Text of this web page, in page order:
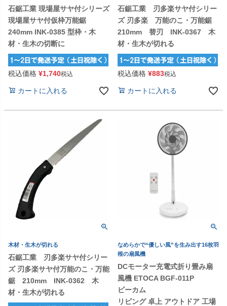
石鋸工業 現場屋サヤ付シリーズ
現場屋サヤ付仮枠万能鋸
240mm INK-0385 型枠・木
材・生木の切断に
税込価格 ¥1,740税込
カートに入れる
石鋸工業 刃多楽サヤ付シリー
ズ 刃多楽 万能のこ・万能鋸
210mm 替刃 INK-0367 木
材・生木が切れる
税込価格 ¥883税込
カートに入れる
木材・生木が切れる
石鋸工業 刃多楽サヤ付シリー
ズ 刃多楽サヤ付万能のこ・万能
鋸 210mm INK-0362 木
材・生木が切れる
なめらかで“優しい風”を生み出す16枚羽
根の扇風機
DCモーター充電式折り畳み扇
風機 ETOCA BGF-011P
ビーカム
リビング 卓上 アウトドア 工場